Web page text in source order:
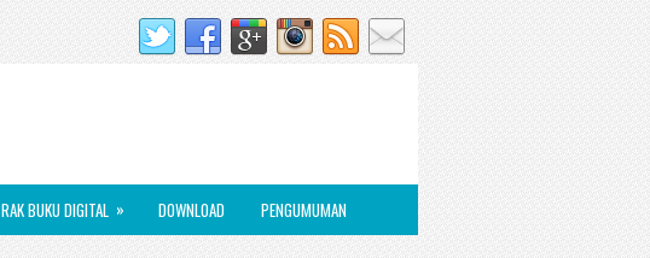
RAK BUKU DIGITAL » DOWNLOAD PENGUMUMAN